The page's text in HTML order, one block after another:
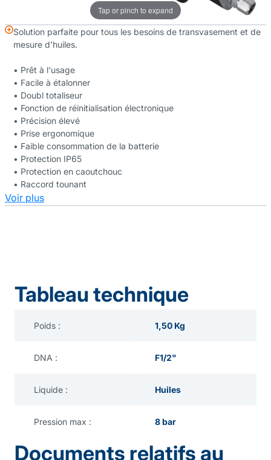
Tap or pinch to expand
Solution parfaite pour tous les besoins de transvasement et de
mesure d’huiles.
• Prêt à l'usage
• Facile à étalonner
• Doubl totaliseur
• Fonction de réinitialisation électronique
• Précision élevé
• Prise ergonomique
• Faible consommation de la batterie
• Protection IP65
• Protection en caoutchouc
• Raccord tounant
Voir plus
Tableau technique
Poids : 1,50 Kg
DNA : F1/2"
Liquide : Huiles
Pression max : 8 bar
Documents relatifs au